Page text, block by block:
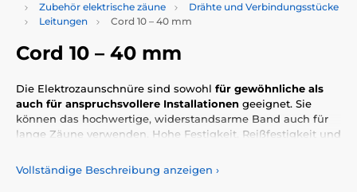
Zubehör elektrische zäune
Drähte und Verbindungsstücke
Leitungen
Cord 10 –⁠ 40 mm
Cord 10 –⁠ 40 mm
Die Elektrozaunschnüre sind sowohl für gewöhnliche als
auch für anspruchsvollere Installationen geeignet. Sie
können das hochwertige, widerstandsarme Band auch für
lange Zäune verwenden. Hohe Festigkeit, Reißfestigkeit und
mit Edelstahl- oder Kupferdraht in verschiedenen Längen,
Breiten und Farbkombinationen erhältlich.
Vollständige Beschreibung anzeigen ›